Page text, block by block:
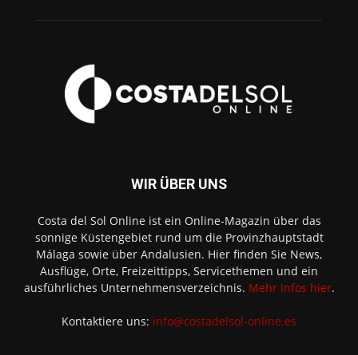
WIR ÜBER UNS
Costa del Sol Online ist ein Online-Magazin über das
sonnige Küstengebiet rund um die Provinzhauptstadt
Málaga sowie über Andalusien. Hier finden Sie News,
Ausflüge, Orte, Freizeittipps, Servicethemen und ein
ausführliches Unternehmensverzeichnis. Mehr Infos hier.
Kontaktiere uns: info@costadelsol-online.es